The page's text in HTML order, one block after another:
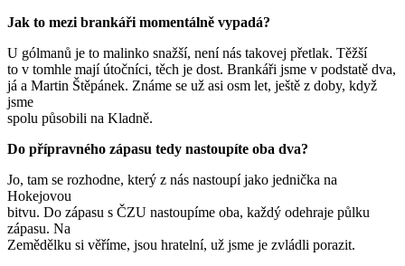
Jak to mezi brankáři momentálně vypadá?
U gólmanů je to malinko snažší, není nás takovej přetlak. Těžší
to v tomhle mají útočníci, těch je dost. Brankáři jsme v podstatě dva,
já a Martin Štěpánek. Známe se už asi osm let, ještě z doby, když
jsme
spolu působili na Kladně.
Do přípravného zápasu tedy nastoupíte oba dva?
Jo, tam se rozhodne, který z nás nastoupí jako jednička na
Hokejovou
bitvu. Do zápasu s ČZU nastoupíme oba, každý odehraje půlku
zápasu. Na
Zemědělku si věříme, jsou hratelní, už jsme je zvládli porazit.